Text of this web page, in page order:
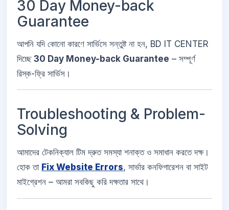
30 Day Money-back
Guarantee
আপনি যদি কোনো কারণে সার্ভিসে সন্তুষ্ট না হন, BD IT CENTER
দিচ্ছে 30 Day Money-back Guarantee – সম্পূর্ণ
রিস্ক-ফ্রি সার্ভিস।
Troubleshooting & Problem-
Solving
আমাদের টেকনিক্যাল টিম দ্রুত সমস্যা শনাক্ত ও সমাধান করতে দক্ষ।
হোক তা Fix Website Errors, সার্ভার কনফিগারেশন বা সাইট
মাইগ্রেশন – আমরা সবকিছু করি দক্ষতার সাথে।